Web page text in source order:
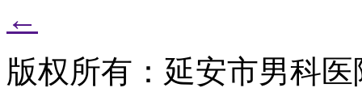
←
版权所有：延安市男科医